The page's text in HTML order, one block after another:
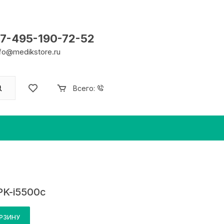
495-190-72-52
Всего:
i5500c